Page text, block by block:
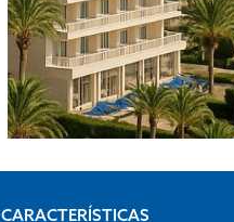
CARACTERÍSTICAS